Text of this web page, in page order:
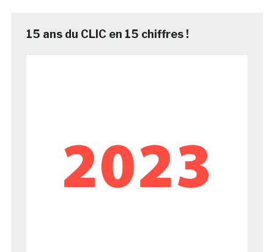
15 ans du CLIC en 15 chiffres !